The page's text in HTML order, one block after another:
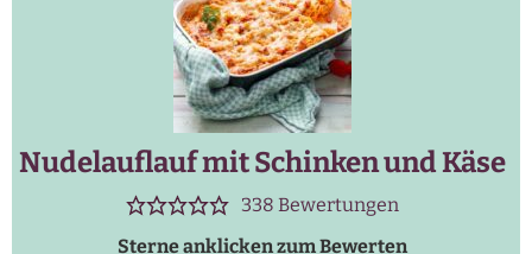
Nudelauflauf mit Schinken und Käse
338 Bewertungen
Sterne anklicken zum Bewerten